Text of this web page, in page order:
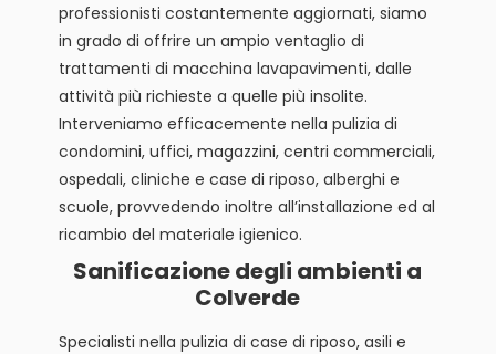
professionisti costantemente aggiornati, siamo
in grado di offrire un ampio ventaglio di
trattamenti di macchina lavapavimenti, dalle
attività più richieste a quelle più insolite.
Interveniamo efficacemente nella pulizia di
condomini, uffici, magazzini, centri commerciali,
ospedali, cliniche e case di riposo, alberghi e
scuole, provvedendo inoltre all’installazione ed al
ricambio del materiale igienico.
Sanificazione degli ambienti a
Colverde
Specialisti nella pulizia di case di riposo, asili e